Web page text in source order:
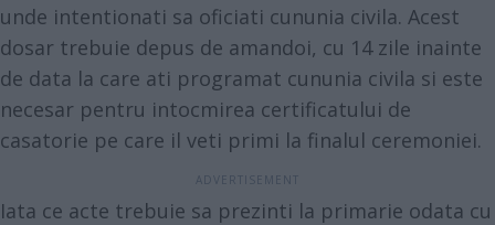
unde intentionati sa oficiati cununia civila. Acest
dosar trebuie depus de amandoi, cu 14 zile inainte
de data la care ati programat cununia civila si este
necesar pentru intocmirea certificatului de
casatorie pe care il veti primi la finalul ceremoniei.
Iata ce acte trebuie sa prezinti la primarie odata cu